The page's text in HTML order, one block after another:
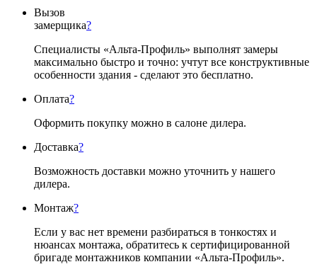
Вызов
замерщика?
Специалисты «Альта-Профиль» выполнят замеры
максимально быстро и точно: учтут все конструктивные
особенности здания - сделают это бесплатно.
Оплата?
Оформить покупку можно в салоне дилера.
Доставка?
Возможность доставки можно уточнить у нашего
дилера.
Монтаж?
Если у вас нет времени разбираться в тонкостях и
нюансах монтажа, обратитесь к сертифицированной
бригаде монтажников компании «Альта-Профиль».